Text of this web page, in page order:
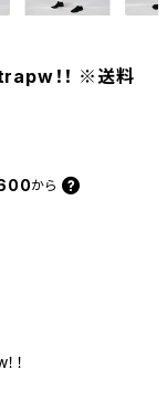
！！ ※送料
から
！